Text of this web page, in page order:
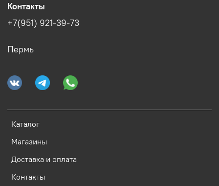
Каталог
Магазины
Доставка и оплата
Контакты
Контакты
+7(951) 921-39-73
Пермь